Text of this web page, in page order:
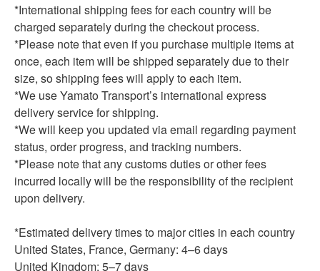
*International shipping fees for each country will be
charged separately during the checkout process.
*Please note that even if you purchase multiple items at
once, each item will be shipped separately due to their
size, so shipping fees will apply to each item.
*We use Yamato Transport’s international express
delivery service for shipping.
*We will keep you updated via email regarding payment
status, order progress, and tracking numbers.
*Please note that any customs duties or other fees
incurred locally will be the responsibility of the recipient
upon delivery.
*Estimated delivery times to major cities in each country
United States, France, Germany: 4–6 days
United Kingdom: 5–7 days